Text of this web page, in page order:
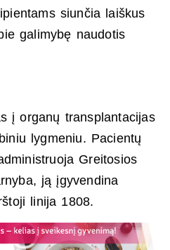
siunčia laiškus
galimybę naudotis
į organų transplantacijas
lygmeniu. Pacientų
Greitosios
ją įgyvendina
linija 1808.